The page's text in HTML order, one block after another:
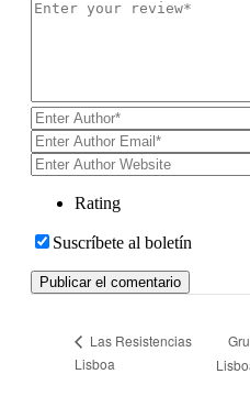
Rating
Suscríbete al boletín
Las Resistencias
Lisboa